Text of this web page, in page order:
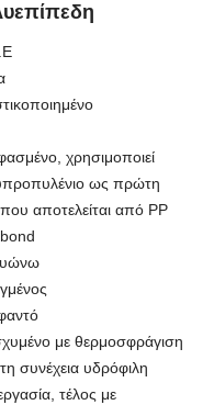
χρησιμοποιεί
ως πρώτη
αποτελείται από PP
με θερμοσφράγιση
συνέχεια υδρόφιλη
τέλος με